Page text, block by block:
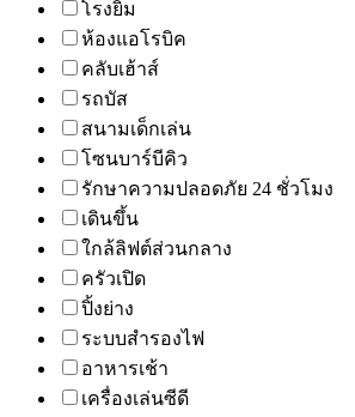
โรงยิม
ห้องแอโรบิค
คลับเฮ้าส์
รถบัส
สนามเด็กเล่น
โซนบาร์บีคิว
รักษาความปลอดภัย 24 ชั่วโมง
เดินขึ้น
ใกล้ลิฟต์ส่วนกลาง
ครัวเปิด
ปิ้งย่าง
ระบบสำรองไฟ
อาหารเช้า
เครื่องเล่นซีดี